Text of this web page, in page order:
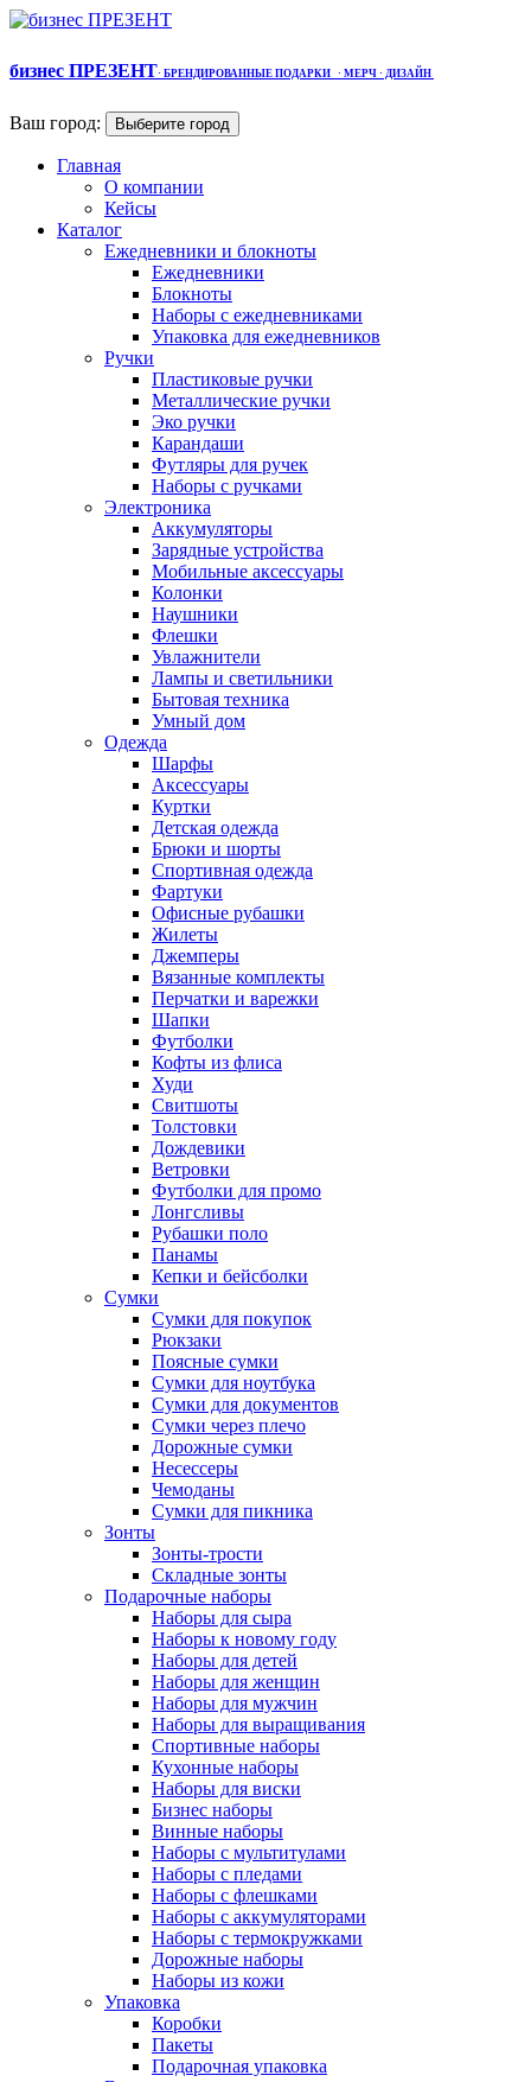
бизнес ПРЕЗЕНТ· БРЕНДИРОВАННЫЕ ПОДАРКИ · МЕРЧ · ДИЗАЙН
Ваш город: Выберите город
Главная
О компании
Кейсы
Каталог
Ежедневники и блокноты
Ежедневники
Блокноты
Наборы с ежедневниками
Упаковка для ежедневников
Ручки
Пластиковые ручки
Металлические ручки
Эко ручки
Карандаши
Футляры для ручек
Наборы с ручками
Электроника
Аккумуляторы
Зарядные устройства
Мобильные аксессуары
Колонки
Наушники
Флешки
Увлажнители
Лампы и светильники
Бытовая техника
Умный дом
Одежда
Шарфы
Аксессуары
Куртки
Детская одежда
Брюки и шорты
Спортивная одежда
Фартуки
Офисные рубашки
Жилеты
Джемперы
Вязанные комплекты
Перчатки и варежки
Шапки
Футболки
Кофты из флиса
Худи
Свитшоты
Толстовки
Дождевики
Ветровки
Футболки для промо
Лонгсливы
Рубашки поло
Панамы
Кепки и бейсболки
Сумки
Сумки для покупок
Рюкзаки
Поясные сумки
Сумки для ноутбука
Сумки для документов
Сумки через плечо
Дорожные сумки
Несессеры
Чемоданы
Сумки для пикника
Зонты
Зонты-трости
Складные зонты
Подарочные наборы
Наборы для сыра
Наборы к новому году
Наборы для детей
Наборы для женщин
Наборы для мужчин
Наборы для выращивания
Спортивные наборы
Кухонные наборы
Наборы для виски
Бизнес наборы
Винные наборы
Наборы с мультитулами
Наборы с пледами
Наборы с флешками
Наборы с аккумуляторами
Наборы с термокружками
Дорожные наборы
Наборы из кожи
Упаковка
Коробки
Пакеты
Подарочная упаковка